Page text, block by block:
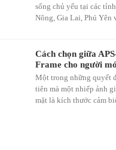
sống chủ yếu tại các
Nông, Gia Lai, Phú Yên
Cách chọn giữa
Frame cho người
Một trong những quyết
tiên mà một nhiếp ảnh
mặt là kích thước cảm